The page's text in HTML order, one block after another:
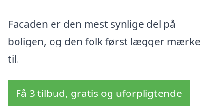
Facaden er den mest synlige del på
boligen, og den folk først lægger mærke
til.
Få 3 tilbud, gratis og uforpligtende